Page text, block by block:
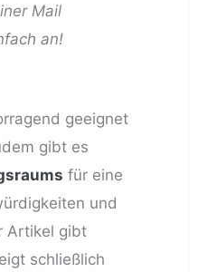
Mail
an!
geeignet
gibt es
für eine
und
Artikel gibt
schließlich